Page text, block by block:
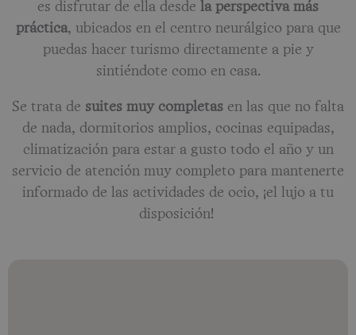
es disfrutar de ella desde la perspectiva más
práctica, ubicados en el centro neurálgico para que
puedas hacer turismo directamente a pie y
sintiéndote como en casa.
Se trata de suites muy completas en las que no falta
de nada, dormitorios amplios, cocinas equipadas,
climatización para estar a gusto todo el año y un
servicio de atención muy completo para mantenerte
informado de las actividades de ocio, ¡el lujo a tu
disposición!